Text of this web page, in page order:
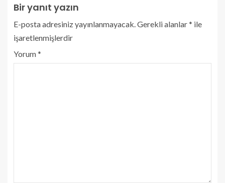
Bir yanıt yazın
E-posta adresiniz yayınlanmayacak. Gerekli alanlar* ile
işaretlenmişlerdir
Yorum*